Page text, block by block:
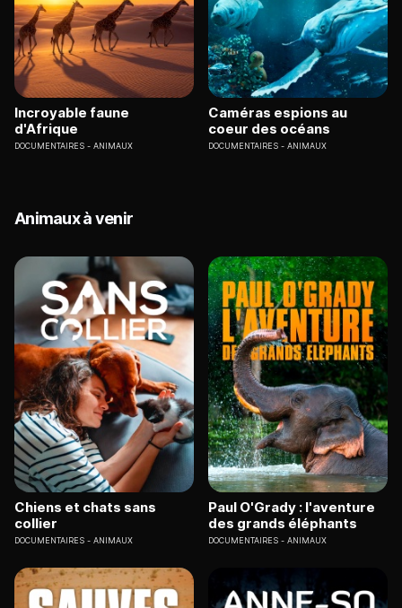
Incroyable faune
d'Afrique
DOCUMENTAIRES ANIMAUX
Caméras espions au
coeur des océans
DOCUMENTAIRES ANIMAUX
Animaux à venir
Chiens et chats sans
collier
DOCUMENTAIRES ANIMAUX
Paul O'Grady : l'aventure
des grands éléphants
DOCUMENTAIRES ANIMAUX